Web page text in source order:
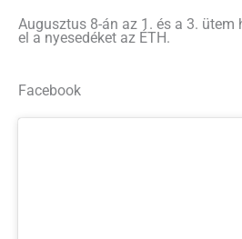
Augusztus 8-án az 1. és a 3.
el a nyesedéket az ÉTH.
Facebook